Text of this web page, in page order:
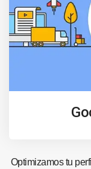
Optimizamos tu